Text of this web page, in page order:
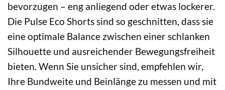
bevorzugen – eng anliegend oder etwas lockerer.
Die Pulse Eco Shorts sind so geschnitten, dass sie
eine optimale Balance zwischen einer schlanken
Silhouette und ausreichender Bewegungsfreiheit
bieten. Wenn Sie unsicher sind, empfehlen wir,
Ihre Bundweite und Beinlänge zu messen und mit